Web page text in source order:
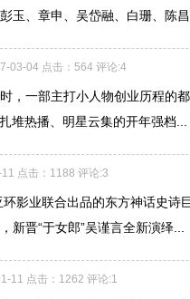
玉、章申、吴岱融、白珊、陈昌
03-04 点击：564 评论:4
，一部主打小人物创业历程的
堆热播、明星云集的开年强档...
点击：1188 评论:3
影业联合出品的东方神话史诗
晋“于女郎”吴谨言全新演绎...
11 点击：1262 评论:1